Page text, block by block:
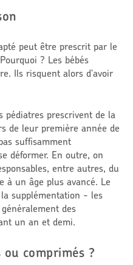
peut être prescrit par le
? Les bébés
Ils risquent alors d'avoir
pédiatres prescrivent de la
de leur première année de
suffisamment
déformer. En outre, on
entre autres, du
à un âge plus avancé. Le
supplémentation - les
des
un an et demi.
comprimés ?